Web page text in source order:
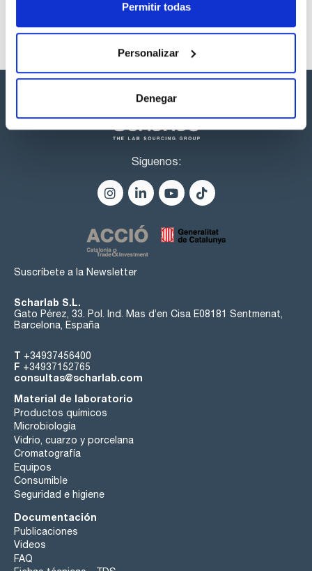
Permitir todas
Personalizar
Denegar
Síguenos:
Suscríbete a la Newsletter
Scharlab S.L.
Gato Pérez, 33. Pol. Ind. Mas d’en Cisa E08181 Sentmenat,
Barcelona, España
T +34937456400
F +34937152765
consultas@scharlab.com
Material de laboratorio
Productos químicos
Microbiología
Vidrio, cuarzo y porcelana
Cromatografía
Equipos
Consumible
Seguridad e higiene
Documentación
Publicaciones
Videos
FAQ